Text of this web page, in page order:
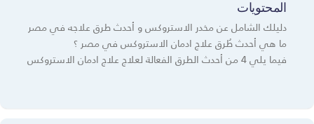
المحتويات
دليلك الشامل عن مخدر الاستروكس و أحدث طرق علاجه في مصر
ما هي أحدث طُرق علاج ادمان الاستروكس في مصر ؟
فيما يلي 4 من أحدث الطرق الفعالة لعلاج علاج ادمان الاستروكس